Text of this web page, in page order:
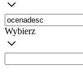
Wybierz